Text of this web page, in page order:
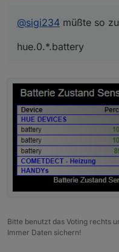
@sigi234 müßte so
hue.0.*.battery
Bitte benutzt das Voting rechts
Immer Daten sichern!